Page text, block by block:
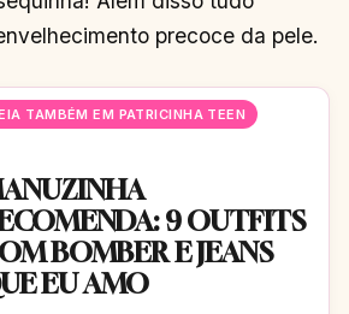
precoce da pele.
TAMBÉM EM PATRICINHA TEEN
9 OUTFITS
BOMBER E JEANS
EU AMO